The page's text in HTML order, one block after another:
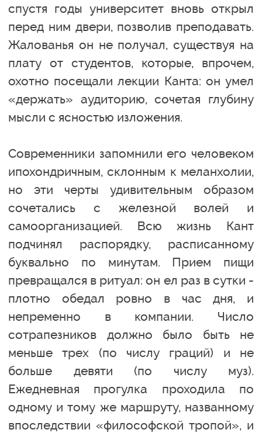
спустя годы университет вновь открыл
перед ним двери, позволив преподавать.
Жалованья он не получал, существуя на
плату от студентов, которые, впрочем,
охотно посещали лекции Канта: он умел
«держать» аудиторию, сочетая глубину
мысли с ясностью изложения.
Современники запомнили его человеком
ипохондричным, склонным к меланхолии,
но эти черты удивительным образом
сочетались с железной волей и
самоорганизацией. Всю жизнь Кант
подчинял распорядку, расписанному
буквально по минутам. Прием пищи
превращался в ритуал: он ел раз в сутки -
плотно обедал ровно в час дня, и
непременно в компании. Число
сотрапезников должно было быть не
меньше трех (по числу граций) и не
больше девяти (по числу муз).
Ежедневная прогулка проходила по
одному и тому же маршруту, названному
впоследствии «философской тропой», и